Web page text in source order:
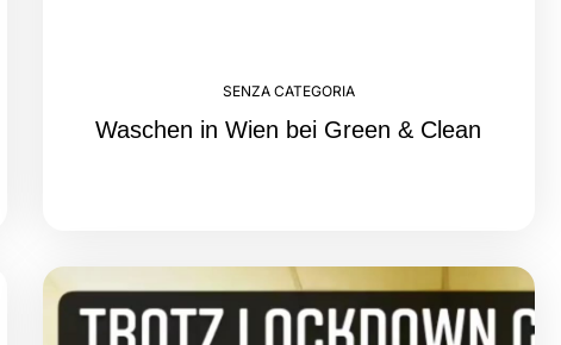
SENZA CATEGORIA
Waschen in Wien bei Green & Clean